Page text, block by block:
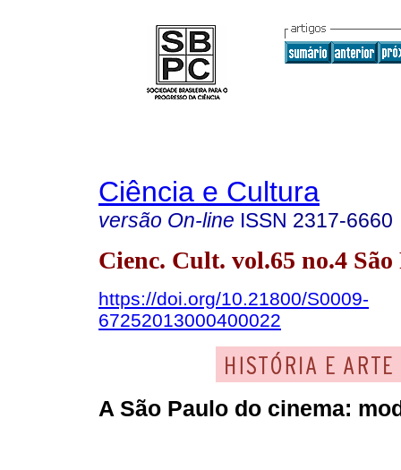
Ciência e Cultura
versão On-line ISSN 2317-6660
Cienc. Cult. vol.65 no.4
https://doi.org/10.21800/S0009-
67252013000400022
A São Paulo do cinema: